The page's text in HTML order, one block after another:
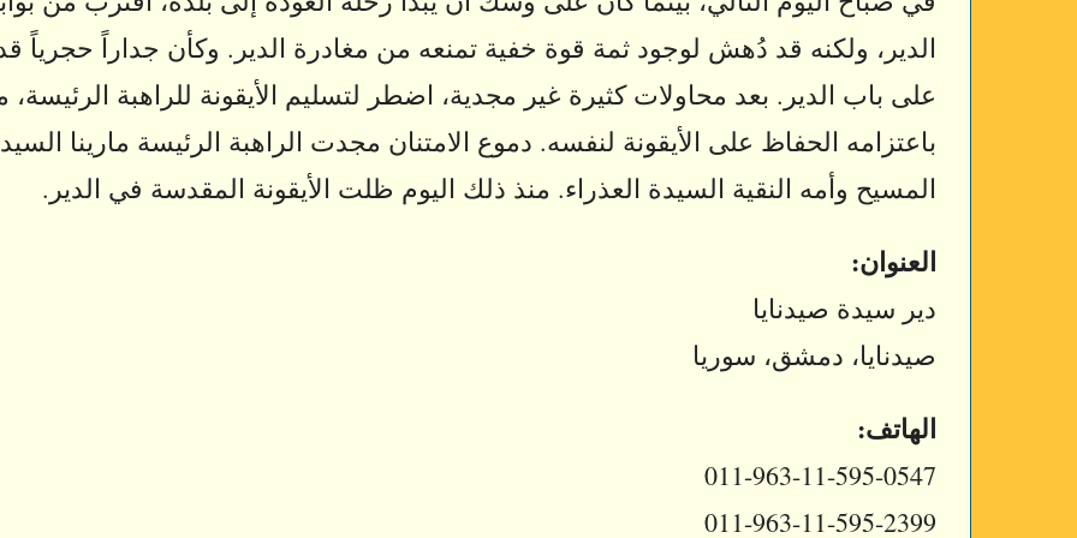
الدير، ولكنه قد دُهش لوجود ثمة قوة خفية تمنعه من مغادرة الدير. وكأن جداراً حجرياً
على باب الدير. بعد محاولات كثيرة غير مجدية، اضطر لتسليم الأيقونة للراهبة الرئيسة،
باعتزامه الحفاظ على الأيقونة لنفسه. دموع الامتنان مجدت الراهبة الرئيسة مارينا السيد
المسيح وأمه النقية السيدة العذراء. منذ ذلك اليوم ظلت الأيقونة المقدسة في الدير.
العنوان:
دير سيدة صيدنايا
صيدنايا، دمشق، سوريا
الهاتف:
011-963-11-595-0547
011-963-11-595-2399